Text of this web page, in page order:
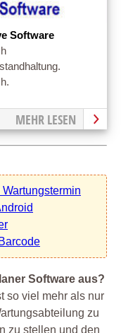
Software
MEHR LESEN
Software aus?
so viel mehr als nur
zu
zu stellen und den